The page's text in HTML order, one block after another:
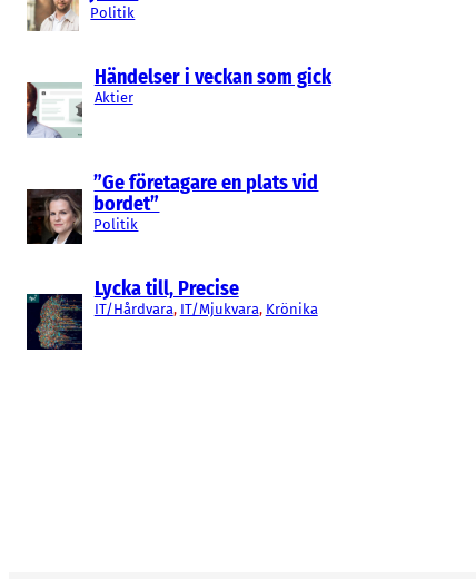
Politik
Händelser i veckan som gick
Aktier
”Ge företagare en plats vid
bordet”
Politik
Lycka till, Precise
IT/Hårdvara, IT/Mjukvara, Krönika